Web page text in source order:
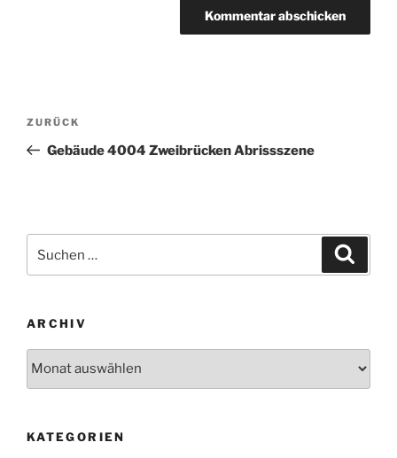
Beitragsnavigation
Vorheriger
Beitrag
ZURÜCK
Gebäude 4004 Zweibrücken Abrissszene
nach:
ARCHIV
KATEGORIEN